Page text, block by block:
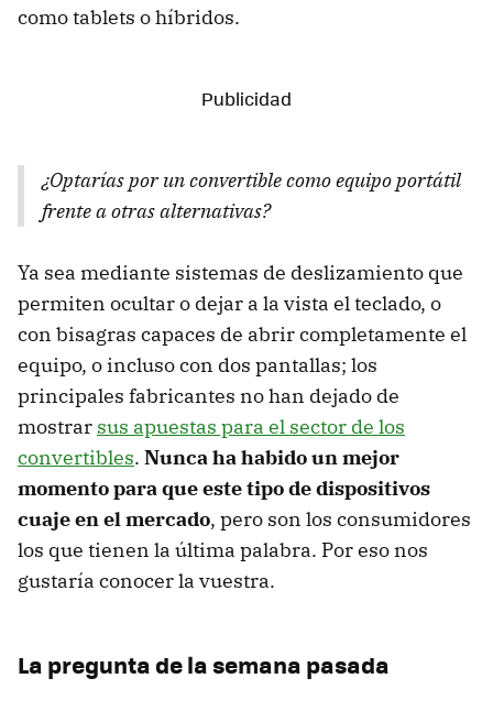
como tablets o híbridos.
¿Optarías por un convertible como equipo portátil
frente a otras alternativas?
Ya sea mediante sistemas de deslizamiento que
permiten ocultar o dejar a la vista el teclado, o
con bisagras capaces de abrir completamente el
equipo, o incluso con dos pantallas; los
principales fabricantes no han dejado de
mostrar sus apuestas para el sector de los
convertibles. Nunca ha habido un mejor
momento para que este tipo de dispositivos
cuaje en el mercado, pero son los consumidores
los que tienen la última palabra. Por eso nos
gustaría conocer la vuestra.
La pregunta de la semana pasada